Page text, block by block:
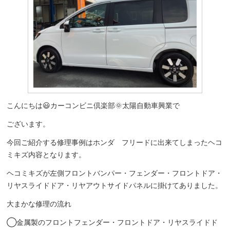
こんにちは😃カーコンビニ倶楽部🌞太陽自動車興業で
ございます。
今回ご紹介する修理事例はホンダ フリードに出来てしまったヘコ
ミキズ内容となります。
ヘコミキズが左側フロントバンパー・フェンダー・フロントドア・
リヤスライドドア・リヤアウトサイドパネルに掛けてありました。
大まかな修理の流れ
◯金属製のフロントフェンダー・フロントドア・リヤスライドド